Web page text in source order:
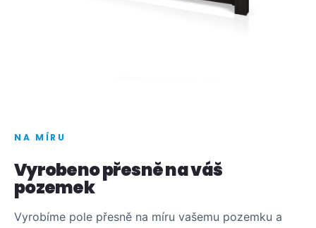
NA MÍRU
Vyrobeno přesně na váš
pozemek
Vyrobíme pole přesně na míru vašemu pozemku a